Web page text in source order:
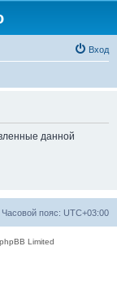
Вход
данной
Часовой пояс: UTC+03:00
Limited